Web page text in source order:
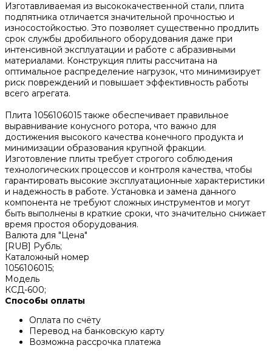
Изготавливаемая из высококачественной стали, плита
подпятника отличается значительной прочностью и
износостойкостью. Это позволяет существенно продлить
срок службы дробильного оборудования даже при
интенсивной эксплуатации и работе с абразивными
материалами. Конструкция плиты рассчитана на
оптимальное распределение нагрузок, что минимизирует
риск повреждений и повышает эффективность работы
всего агрегата.
Плита 1056106015 также обеспечивает правильное
выравнивание конусного ротора, что важно для
достижения высокого качества конечного продукта и
минимизации образования крупной фракции.
Изготовление плиты требует строгого соблюдения
технологических процессов и контроля качества, чтобы
гарантировать высокие эксплуатационные характеристики
и надежность в работе. Установка и замена данного
компонента не требуют сложных инструментов и могут
быть выполнены в краткие сроки, что значительно снижает
время простоя оборудования.
Валюта для "Цена"
[RUB] Рубль;
Каталожный номер
1056106015;
Модель
КСД-600;
Способы оплаты
Оплата по счёту
Перевод на банковскую карту
Возможна рассрочка платежа